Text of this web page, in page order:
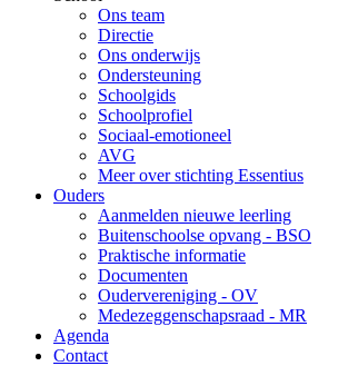
Ons team
Directie
Ons onderwijs
Ondersteuning
Schoolgids
Schoolprofiel
Sociaal-emotioneel
AVG
Meer over stichting Essentius
Ouders
Aanmelden nieuwe leerling
Buitenschoolse opvang - BSO
Praktische informatie
Documenten
Oudervereniging - OV
Medezeggenschapsraad - MR
Agenda
Contact